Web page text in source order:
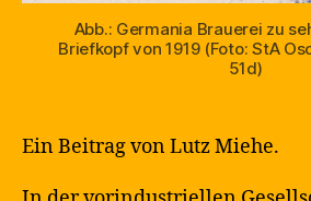
Abb.: Germania Brauerei zu
Briefkopf von 1919 (Foto: StA
51d)
Ein Beitrag von Lutz Miehe.